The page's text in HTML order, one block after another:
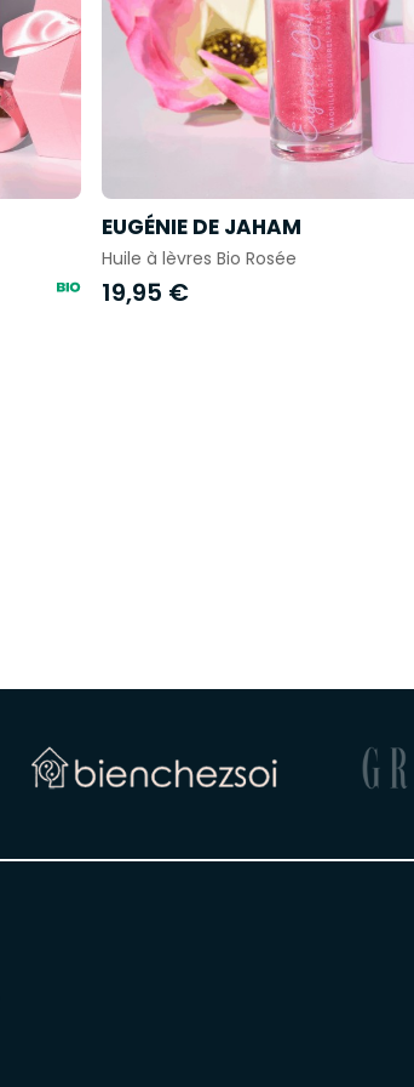
EUGÉNIE DE JAHAM
Huile à lèvres Bio Rosée
19,95 €